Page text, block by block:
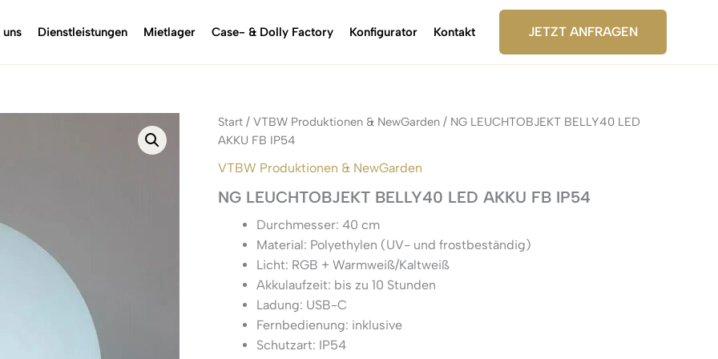
Dienstleistungen Mietlager Case- & Dolly Factory Konfigurator Kontakt JETZT ANFRAGEN
Start / VTBW Produktionen & NewGarden / NG LEUCHTOBJEKT BELLY40 LED
AKKU FB IP54
VTBW Produktionen & NewGarden
NG LEUCHTOBJEKT BELLY40 LED AKKU FB IP54
Durchmesser: 40 cm
Material: Polyethylen (UV- und frostbeständig)
Licht: RGB + Warmweiß/Kaltweiß
Akkulaufzeit: bis zu 10 Stunden
Ladung: USB-C
Fernbedienung: inklusive
Schutzart: IP54